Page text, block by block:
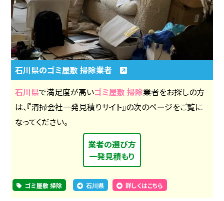
石川県のゴミ屋敷 掃除業者
石川県で満足度が高いゴミ屋敷 掃除業者をお探しの方
は、『清掃会社一発見積りサイト』の次のページをご覧に
なってください。
業者の選び方
一発見積もり
ゴミ屋敷 掃除 石川県 詳しくはこちら